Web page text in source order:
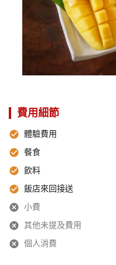
費用細節
體驗費用
餐食
飲料
飯店來回接送
小費
其他未提及費用
個人消費